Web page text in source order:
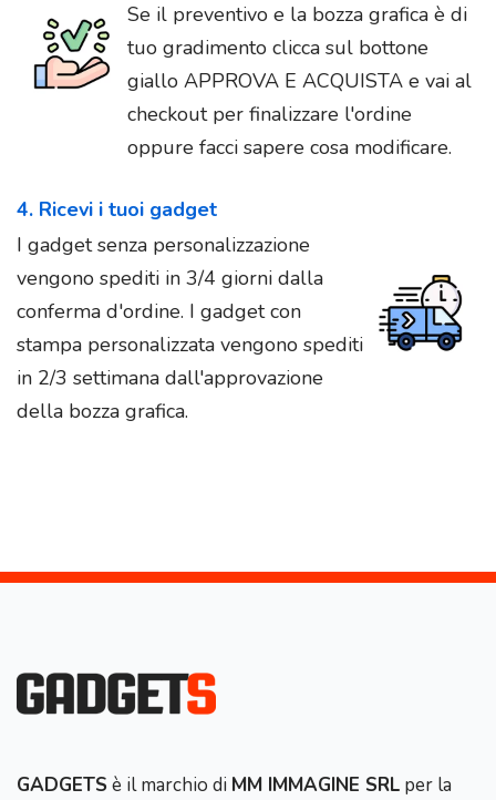
Se il preventivo e la bozza grafica è di
tuo gradimento clicca sul bottone
giallo APPROVA E ACQUISTA e vai al
checkout per finalizzare l'ordine
oppure facci sapere cosa modificare.
4. Ricevi i tuoi gadget
I gadget senza personalizzazione
vengono spediti in 3/4 giorni dalla
conferma d'ordine. I gadget con
stampa personalizzata vengono spediti
in 2/3 settimana dall'approvazione
della bozza grafica.
GADGETS è il marchio di MM IMMAGINE SRL per la